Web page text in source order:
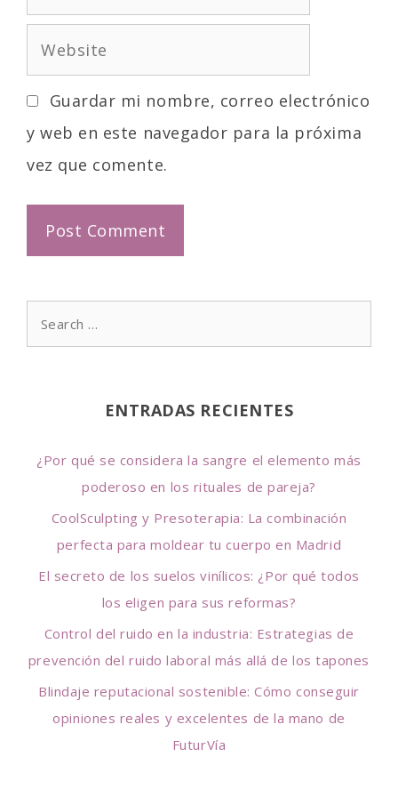
e
m
i
l
W
e
b
s
i
t
Guardar mi nombre, correo electrónico
y web en este navegador para la próxima
vez que comente.
ENTRADAS RECIENTES
¿Por qué se considera la sangre el elemento más
poderoso en los rituales de pareja?
CoolSculpting y Presoterapia: La combinación
perfecta para moldear tu cuerpo en Madrid
El secreto de los suelos vinílicos: ¿Por qué todos
los eligen para sus reformas?
Control del ruido en la industria: Estrategias de
prevención del ruido laboral más allá de los tapones
Blindaje reputacional sostenible: Cómo conseguir
opiniones reales y excelentes de la mano de
FuturVía